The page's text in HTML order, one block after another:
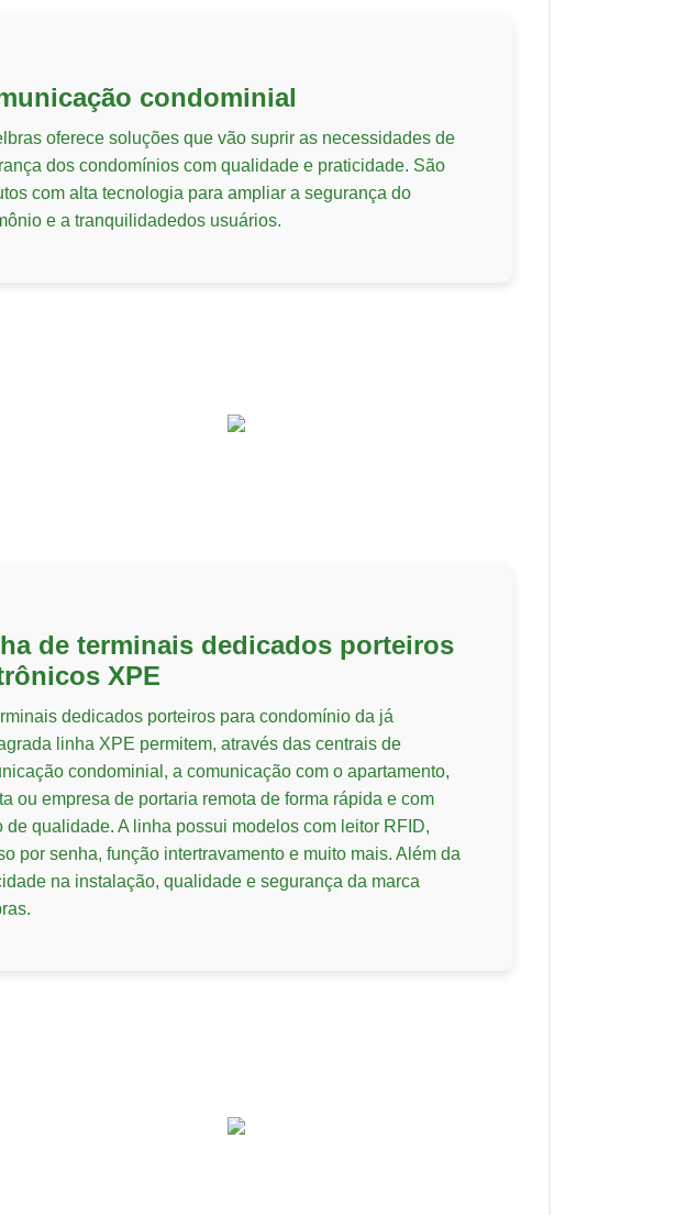
condominial
oferece soluções que vão suprir as necessidades de
dos condomínios com qualidade e praticidade. São
com alta tecnologia para ampliar a segurança do
e a tranquilidadedos usuários.
de terminais dedicados porteiros
XPE
dedicados porteiros para condomínio da já
linha XPE permitem, através das centrais de
condominial, a comunicação com o apartamento,
ou empresa de portaria remota de forma rápida e com
de qualidade. A linha possui modelos com leitor RFID,
por senha, função intertravamento e muito mais. Além da
na instalação, qualidade e segurança da marca